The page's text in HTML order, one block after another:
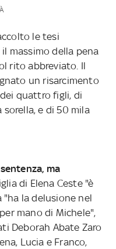
le tesi
massimo della pena
rito abbreviato. Il
un risarcimento
quattro figli, di
e di 50 mila
ma
di Elena Ceste "è
la delusione nel
mano di Michele",
Deborah Abate Zaro
Lucia e Franco,